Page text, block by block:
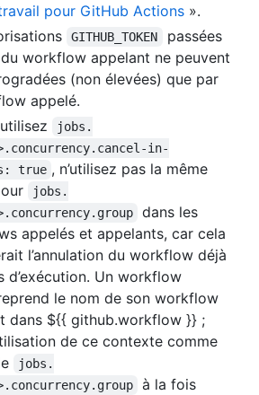
pour GitHub Actions ».
GITHUB_TOKEN
passées
workflow appelant ne peuvent
(non élevées) que par
appelé.
jobs.
in-
true , n’utilisez pas la même
jobs.
dans les
appelés et appelants, car cela
l’annulation du workflow déjà
d’exécution. Un workflow
le nom de son workflow
dans ${{ github.workflow }} ;
de ce contexte comme
jobs.
à la fois